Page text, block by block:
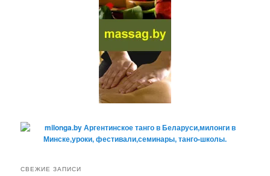
СВЕЖИЕ ЗАПИСИ